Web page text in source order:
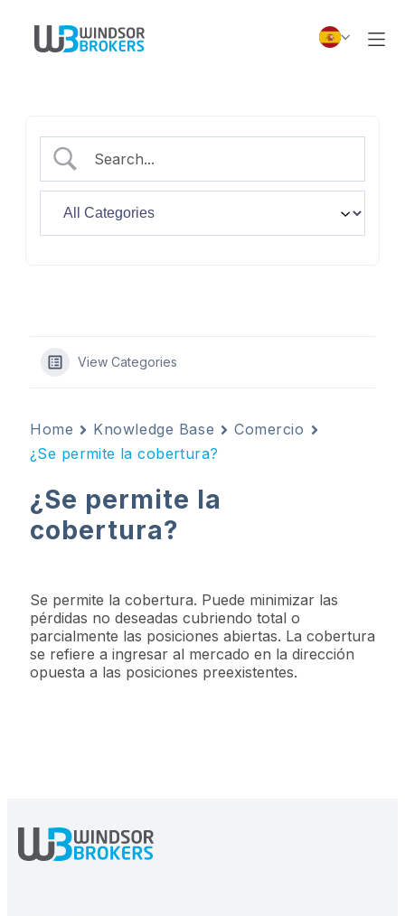
View Categories
Home Knowledge Base
Comercio
¿Se permite la cobertura?
¿Se permite la
cobertura?
Se permite la cobertura. Puede minimizar las
pérdidas no deseadas cubriendo total o
parcialmente las posiciones abiertas. La cobertura
se refiere a ingresar al mercado en la dirección
opuesta a las posiciones preexistentes.